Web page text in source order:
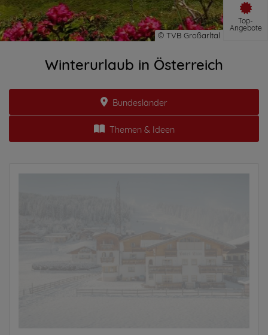
Top-
Angebote
Winterurlaub in Österreich
Bundesländer
Themen & Ideen